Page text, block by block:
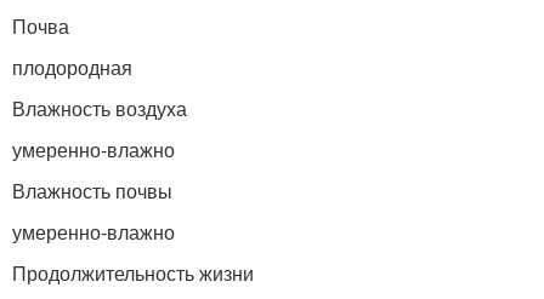
Почва
плодородная
Влажность воздуха
умеренно-влажно
Влажность почвы
умеренно-влажно
Продолжительность жизни